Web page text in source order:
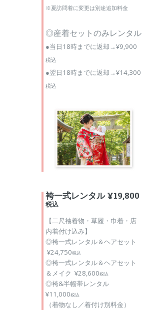
※夏訪問着に変更は別途追加料金
◎産着セットのみレンタル
●当日18時までに返却→¥9,900
税込
●翌日18時までに返却→¥14,300
税込
袴一式レンタル ¥19,800
税込
【二尺袖着物・草履・巾着・店
内着付け込み】
◎袴一式レンタル＆ヘアセット
¥24,750税込
◎袴一式レンタル＆ヘアセット
＆メイク ¥28,600税込
◎袴&半幅帯レンタル
¥11,000税込
（着物なし／着付け別料金）